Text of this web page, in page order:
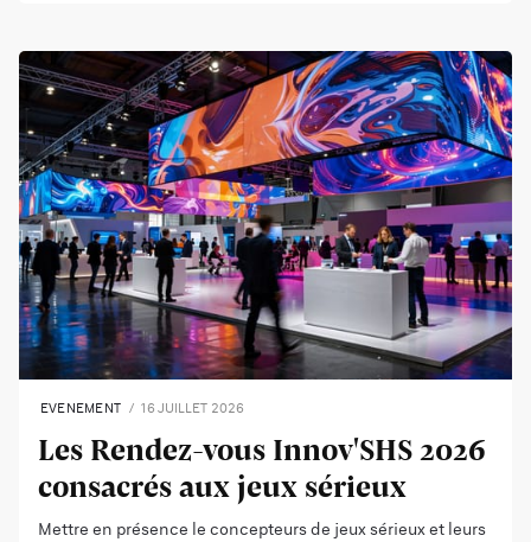
EVENEMENT 16 JUILLET 2026
Les Rendez-vous Innov'SHS 2026
consacrés aux jeux sérieux
Mettre en présence le concepteurs de jeux sérieux et leurs